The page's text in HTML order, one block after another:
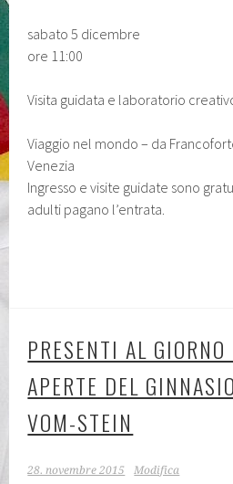
sabato 5 dicembre
ore 11:00
Visita guidata e laboratorio
Viaggio nel mondo – da
Venezia
Ingresso e visite guidate sono
adulti pagano l’entrata.
PRESENTI AL GIORNO
APERTE DEL
VOM-STEIN
28. novembre 2015 Modifica